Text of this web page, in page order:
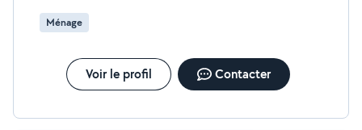
Ménage
Voir le profil Contacter